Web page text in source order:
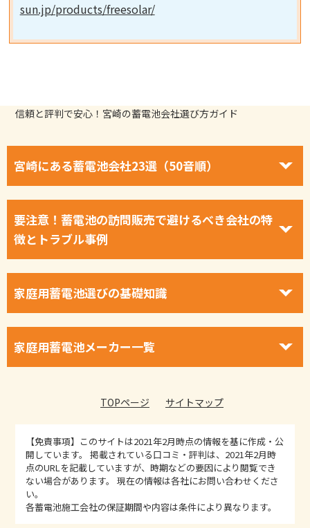
sun.jp/products/freesolar/
信頼と評判で安心！宮崎の蓄電池会社選び方ガイド
宮崎にある蓄電池会社23選（50音順）
要注意！蓄電池の訪問販売で避けるべき会社の特
徴とトラブル事例
家庭用蓄電池選びの基礎知識
家庭用蓄電池メーカー一覧
TOPページ サイトマップ
【免責事項】 このサイトは2021年2月時点の情報を基に作成・公
開しています。 掲載されている口コミ・評判は、2021年2月時
点のURLを記載していますが、時期などの要因により閲覧でき
ない場合があります。 現在の情報は各社にお問い合わせくださ
い。
各蓄電池施工会社の保証期間や内容は条件により異なります。